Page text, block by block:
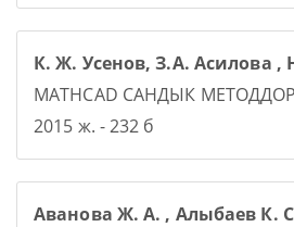
К. Ж. Усенов, З.А. Асилова ,
MATHCAD САНДЫК
2015 ж. - 232 б
Аванова Ж. А. , Алыбаев К.